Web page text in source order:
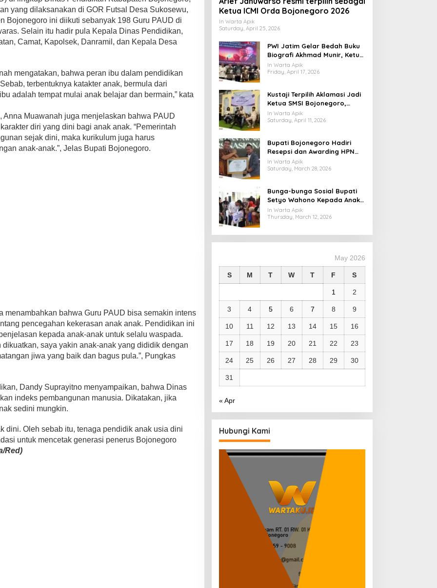
yang dilaksanakan di GOR Futsal Desa Sukosewu,
Bojonegoro ini diikuti sebanyak 198 Guru PAUD di
Selain itu hadir pula Kepala Dinas Pendidikan,
Camat, Kapolsek, Danramil, dan Kepala Desa
mengatakan, bahwa peran ibu dalam pendidikan
terbentuknya katakter anak, bermula dari
adalah tempat mulai anak belajar dan bermain,” kata
Anna Muawanah juga menjelaskan bahwa PAUD
diri yang dini bagi anak anak. “Pemerintah
sejak dini, maka kurikulum juga harus
anak-anak.”, Jelas Bupati Bojonegoro.
menambahkan bahwa Guru PAUD bisa semakin intens
pencegahan kekerasan anak anak. Pendidikan ini
kepada anak-anak untuk selalu waspada.
saya yakin anak-anak yang dididik dengan
jiwa yang baik dan bagus pula.”, Pungkas
Dandy Suprayitno menyampaikan, bahwa Dinas
indeks pembangunan manusia. Dikatakan, jika
sedini mungkin.
dini. Oleh sebab itu, tenaga pendidik anak usia dini
untuk mencetak generasi penerus Bojonegoro
Red)
Ketua ICMI Orda Bojonegoro 2026
In Warta Apik
Saturday, April 25, 2026
PWI Jatim Gelar Bedah Buku
Biografi Akhmad Munir, Ketua
Umum PWI
In Warta Apik
Friday, April 17, 2026
​Kustaji Terpilih Aklamasi Jadi
Ketua SMSI Bojonegoro,
Fokus Benahi Legalitas dan
UKW Anggota
In Warta Apik
Saturday, April 11, 2026
Bupati Bojonegoro Hadiri
Resepsi dan Awarding HPN
2026, Dukung Langkah PWI
Tingkatkan Kompetensi
In Warta Apik
Saturday, March 28, 2026
Bunga-bunga Sosial Bupati
Setyo Wahono Kepada Anak
Yatim, Lansia, dan
Penyandang Disabilitas di
In Warta Apik
Thursday, March 12, 2026
May 2026
S M T W T F S
1 2
3 4 5 6 7 8 9
10 11 12 13 14 15 16
17 18 19 20 21 22 23
24 25 26 27 28 29 30
31
« Apr
Hubungi Kami